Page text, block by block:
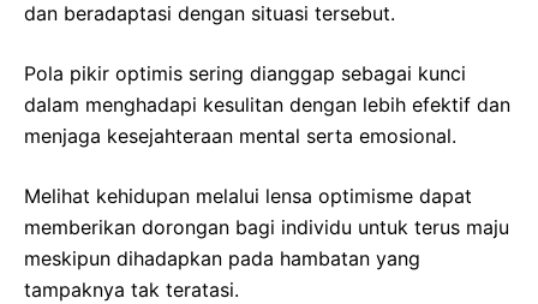
dan beradaptasi dengan situasi tersebut.
Pola pikir optimis sering dianggap sebagai kunci
dalam menghadapi kesulitan dengan lebih efektif dan
menjaga kesejahteraan mental serta emosional.
Melihat kehidupan melalui lensa optimisme dapat
memberikan dorongan bagi individu untuk terus maju
meskipun dihadapkan pada hambatan yang
tampaknya tak teratasi.